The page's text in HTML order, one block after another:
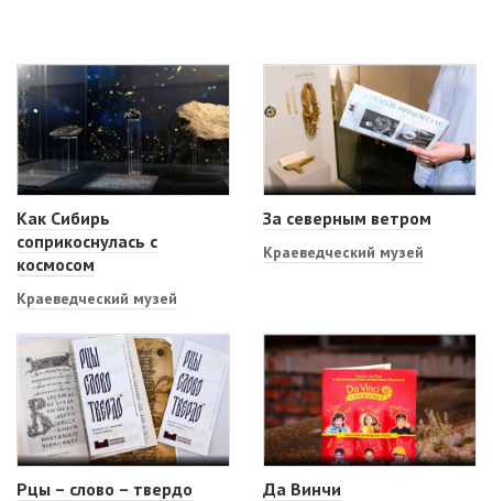
Как Сибирь
соприкоснулась с
космосом
Краеведческий музей
За северным ветром
Краеведческий музей
Рцы – слово – твердо Да Винчи